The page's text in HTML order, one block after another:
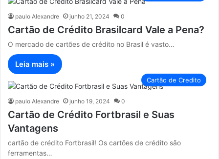
paulo Alexandre junho 21, 2024 0
Cartão de Crédito Brasilcard Vale a Pena?
O mercado de cartões de crédito no Brasil é vasto…
Leia mais »
Cartão de Credito
paulo Alexandre junho 19, 2024 0
Cartão de Crédito Fortbrasil e Suas
Vantagens
cartão de crédito Fortbrasil! Os cartões de crédito são
ferramentas…